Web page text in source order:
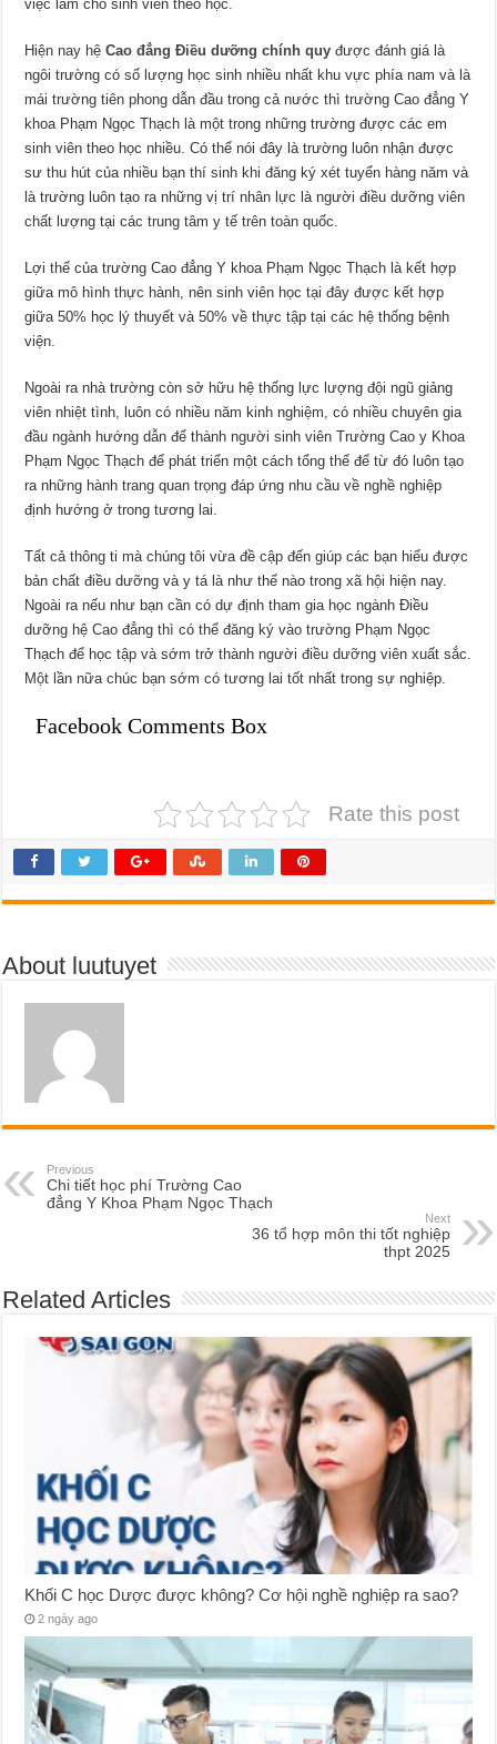
việc làm cho sinh viên theo học.
Hiện nay hệCao đẳng Điều dưỡng chính quy được đánh giá là
ngôi trường có số lượng học sinh nhiều nhất khu vực phía nam và là
mái trường tiên phong dẫn đầu trong cả nước thì trường Cao đẳng Y
khoa Phạm Ngọc Thạch là một trong những trường được các em
sinh viên theo học nhiều. Có thể nói đây là trường luôn nhận được
sư thu hút của nhiều bạn thí sinh khi đăng ký xét tuyển hàng năm và
là trường luôn tạo ra những vị trí nhân lực là người điều dưỡng viên
chất lượng tại các trung tâm y tế trên toàn quốc.
Lợi thế của trường Cao đẳng Y khoa Phạm Ngọc Thạch là kết hợp
giữa mô hình thực hành, nên sinh viên học tại đây được kết hợp
giữa 50% học lý thuyết và 50% về thực tập tại các hệ thống bệnh
viện.
Ngoài ra nhà trường còn sở hữu hệ thống lực lượng đội ngũ giảng
viên nhiệt tình, luôn có nhiều năm kinh nghiệm, có nhiều chuyên gia
đầu ngành hướng dẫn để thành người sinh viên Trường Cao y Khoa
Phạm Ngọc Thạch để phát triển một cách tổng thể để từ đó luôn tạo
ra những hành trang quan trọng đáp ứng nhu cầu về nghề nghiệp
định hướng ở trong tương lai.
Tất cả thông ti mà chúng tôi vừa đề cập đến giúp các bạn hiểu được
bản chất điều dưỡng và y tá là như thế nào trong xã hội hiện nay.
Ngoài ra nếu như bạn cần có dự định tham gia học ngành Điều
dưỡng hệ Cao đẳng thì có thể đăng ký vào trường Phạm Ngọc
Thạch để học tập và sớm trở thành người điều dưỡng viên xuất sắc.
Một lần nữa chúc bạn sớm có tương lai tốt nhất trong sự nghiệp.
Facebook Comments Box
Rate this post
About luutuyet
Previous
Chi tiết học phí Trường Cao
đẳng Y Khoa Phạm Ngọc Thạch
Next
36 tổ hợp môn thi tốt nghiệp
thpt 2025
Related Articles
Khối C học Dược được không? Cơ hội nghề nghiệp ra sao?
2 ngày ago